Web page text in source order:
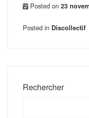
Posted on 23
Posted in Discollectif
Rechercher